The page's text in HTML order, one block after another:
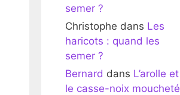
semer ?
Christophe dans Les
haricots : quand les
semer ?
Bernard dans L’arolle et
le casse-noix moucheté